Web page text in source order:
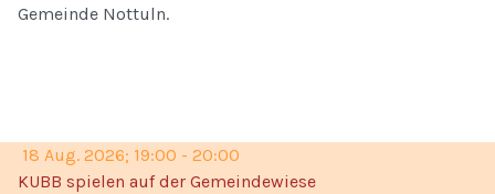
Gemeinde Nottuln.
18 Aug. 2026; 19:00 - 20:00
KUBB spielen auf der Gemeindewiese